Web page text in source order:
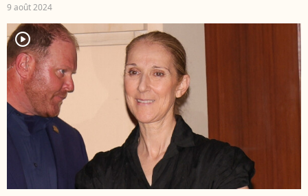
9 août 2024
player2